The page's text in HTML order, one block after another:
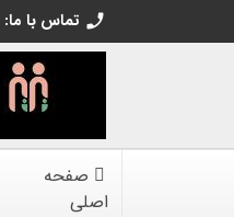
call تماس با ما:
صفحه
اصلی